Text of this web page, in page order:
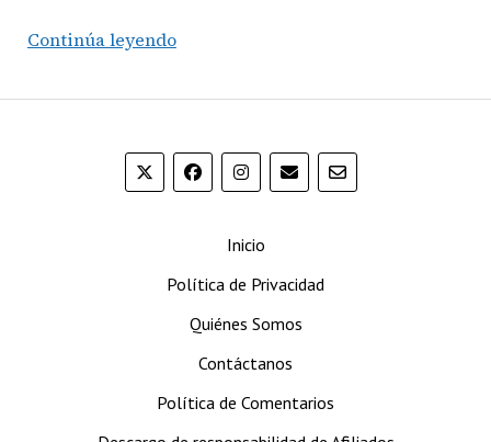
Continúa leyendoCohiba
Inicio
Política de Privacidad
Quiénes Somos
Contáctanos
Política de Comentarios